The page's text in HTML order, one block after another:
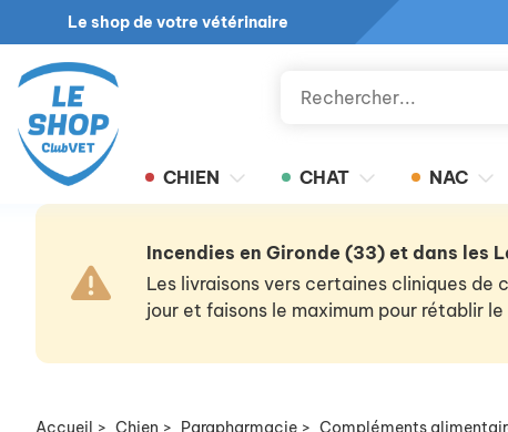
Le shop de votre vétérinaire
CHIEN CHAT NAC
Incendies en Gironde (33) et dans les
Les livraisons vers certaines cliniques de
jour et faisons le maximum pour rétablir
Accueil > Chien > Parapharmacie > Compléments